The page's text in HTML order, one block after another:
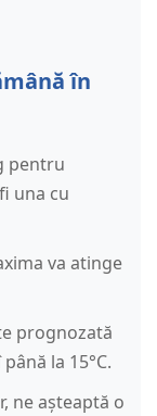
în
pentru
una cu
va atinge
prognozată
la 15°C.
ne așteaptă o